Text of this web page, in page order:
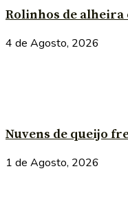
Rolinhos de alheira
4 de Agosto, 2026
Nuvens de queijo
1 de Agosto, 2026